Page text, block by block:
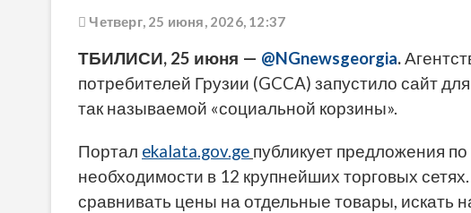
Четверг, 25 июня, 2026, 12:37
ТБИЛИСИ, 25 июня — @NGnewsgeorgia.
потребителей Грузии (GCCA) запустило сайт
так называемой «социальной корзины».
Портал ekalata.gov.ge публикует предложения
необходимости в 12 крупнейших торговых
сравнивать цены на отдельные товары, искать